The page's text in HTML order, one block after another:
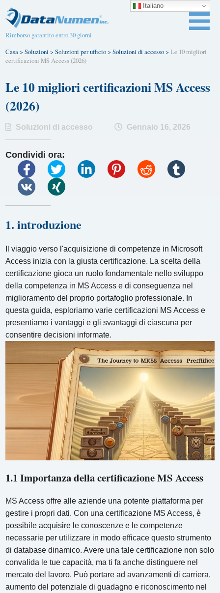
Rimborso garantito entro 30 giorni
Casa>Soluzioni >Soluzioni per ufficio>Soluzioni di accesso>Le 10 migliori
certificazioni MS Access (2026)
Le 10 migliori certificazioni MS Access
(2026)
Soluzioni di accesso Gennaio 16, 2026
Condividi ora:
1. introduzione
Il viaggio verso l'acquisizione di competenze in Microsoft
Access inizia con la giusta certificazione. La scelta della
certificazione gioca un ruolo fondamentale nello sviluppo
della competenza in MS Access e di conseguenza nel
miglioramento del proprio portafoglio professionale. In
questa guida, esploriamo varie certificazioni MS Access e
presentiamo i vantaggi e gli svantaggi di ciascuna per
consentire decisioni informate.
1.1 Importanza della certificazione MS Access
MS Access offre alle aziende una potente piattaforma per
gestire i propri dati. Con una certificazione MS Access, è
possibile acquisire le conoscenze e le competenze
necessarie per utilizzare in modo efficace questo strumento
di database dinamico. Avere una tale certificazione non solo
convalida le tue capacità, ma ti fa anche distinguere nel
mercato del lavoro. Può portare ad avanzamenti di carriera,
aumento del potenziale di guadagno e riconoscimento nel
Italiano